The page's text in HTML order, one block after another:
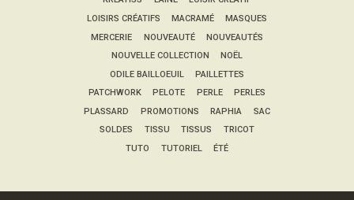
LOISIRS CRÉATIFS
MACRAMÉ
MASQUES
MERCERIE
NOUVEAUTÉ
NOUVEAUTÉS
NOUVELLE COLLECTION
NOËL
ODILE BAILLOEUIL
PAILLETTES
PATCHWORK
PELOTE PERLE
PERLES
PLASSARD
PROMOTIONS RAPHIA
SAC
SOLDES
TISSU TISSUS
TRICOT
TUTO
TUTORIEL ÉTÉ